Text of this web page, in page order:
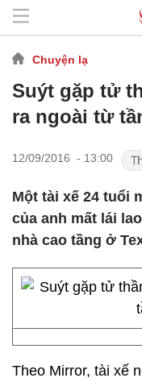
Chuyện lạ
Suýt gặp tử
ra ngoài từ
12/09/2016 - 13:00
Một tài xế 24 tuổi
của anh mất lái
nhà cao tầng ở
Theo Mirror, tài xế